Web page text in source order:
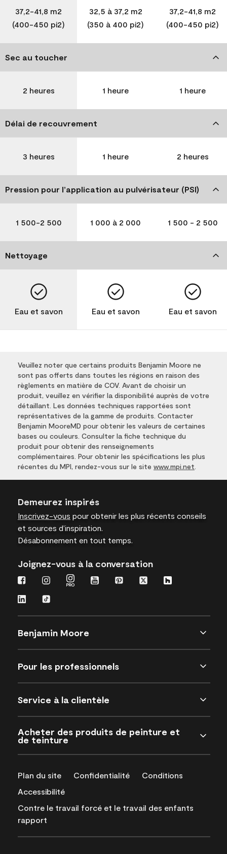
37,2-41,8 m2
(400-450 pi2)
32,5 à 37,2 m2
(350 à 400 pi2)
37,2-41,8 m2
(400-450 pi2)
Sec au toucher
2 heures 1 heure 1 heure
Délai de recouvrement
3 heures 1 heure 2 heures
Pression pour l’application au pulvérisateur (PSI)
1 500-2 500 1 000 à 2 000 1 500 - 2 500
Nettoyage
Eau et savon Eau et savon Eau et savon
Veuillez noter que certains produits Benjamin Moore ne
sont pas offerts dans toutes les régions en raison des
règlements en matière de COV. Avant de choisir un
produit, veuillez en vérifier la disponibilité auprès de votre
détaillant. Les données techniques rapportées sont
représentatives de la gamme de produits. Contacter
Benjamin MooreMD pour obtenir les valeurs de certaines
bases ou couleurs. Consulter la fiche technique du
produit pour obtenir des renseignements
complémentaires. Pour obtenir les spécifications les plus
récentes du MPI, rendez-vous sur le site www.mpi.net
Demeurez inspirés
Inscrivez-vous pour obtenir les plus récents conseils
et sources d’inspiration.
Désabonnement en tout temps.
Joignez-vous à la conversation
Benjamin Moore
Pour les professionnels
Service à la clientèle
Acheter des produits de peinture et
de teinture
Plan du site Confidentialité
Conditions
Accessibilité
Contre le travail forcé et le travail des enfants
rapport